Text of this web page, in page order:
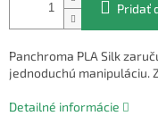
Pridať
Panchroma PLA Silk
jednoduchú manipuláciu.
Detailné informácie